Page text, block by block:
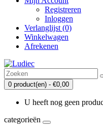
Registreren
Inloggen
Verlanglijst (0)
Winkelwagen
Afrekenen
0 product(en) - €0,00
U heeft nog geen
categorieën